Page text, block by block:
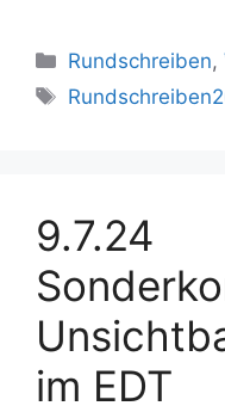
Kategorien
Rundschreiben,
Schlagwörter
9.7.24
im EDT